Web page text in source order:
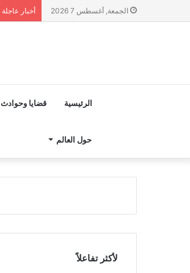
الجمعة, أغسطس 7 2026 أخبار عاجلة
الرئيسية قضايا وحوادث
حول العالم
لأكثر تفاعلاً